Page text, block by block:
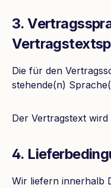
3.
Die für den
stehende(n)
Der Vertragstext
4.
Wir liefern innerhalb